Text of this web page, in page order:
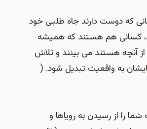
که دوست دارند جاه طلبی خود
کسانی هم هستند که همیشه
از آنچه هستند می بینند و تلاش
به واقعیت تبدیل شود. (
را از رسیدن به رویاها و